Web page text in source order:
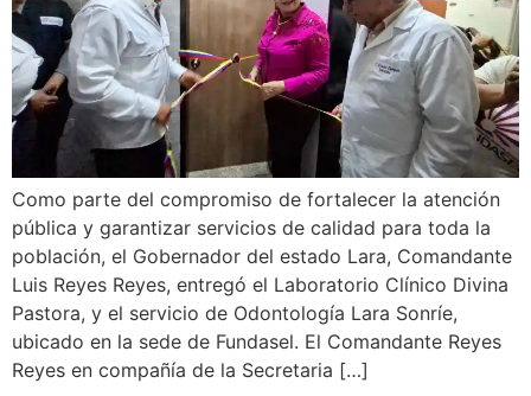
Como parte del compromiso de fortalecer la atención
pública y garantizar servicios de calidad para toda la
población, el Gobernador del estado Lara, Comandante
Luis Reyes Reyes, entregó el Laboratorio Clínico Divina
Pastora, y el servicio de Odontología Lara Sonríe,
ubicado en la sede de Fundasel. El Comandante Reyes
Reyes en compañía de la Secretaria […]